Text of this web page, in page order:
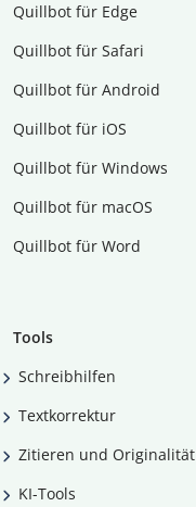
Quillbot für Edge
Quillbot für Safari
Quillbot für Android
Quillbot für iOS
Quillbot für Windows
Quillbot für macOS
Quillbot für Word
Tools
Schreibhilfen
Textkorrektur
Zitieren und Originalität
KI-Tools